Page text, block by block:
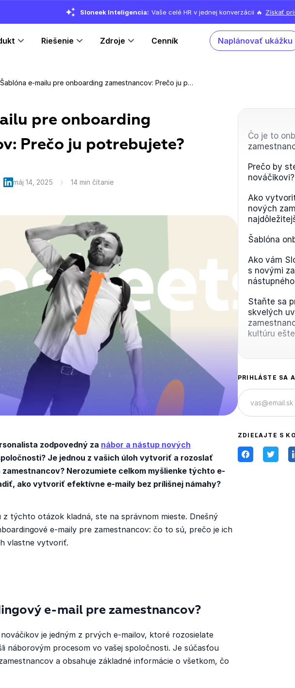
Sloneek Inteligencia: Vaše celé HR v jednej konverzácii 🔥 Získať
Riešenie Zdroje Cenník Naplánovať ukážku
Šablóna e-mailu pre onboarding zamestnancov: Prečo ju potrebujete?
pre onboarding
Prečo ju potrebujete?
máj 14, 2025 14 min čítanie
zodpovedný za nábor a nástup nových
Je jednou z vašich úloh vytvoriť a rozoslať
Nerozumiete celkom myšlienke týchto e-
ako vytvoriť efektívne e-maily bez prílišnej námahy?
týchto otázok kladná, ste na správnom mieste. Dnešný
e-maily pre zamestnancov: čo to sú, prečo je ich
vlastne vytvoriť.
e-mail pre zamestnancov?
je jedným z prvých e-mailov, ktoré rozosielate
náborovým procesom vo vašej spoločnosti. Je súčasťou
a obsahuje základné informácie o všetkom, čo
Čo je to
Prečo by
nováčikovi?
Ako
nových
Šablóna
Ako vám
s novými
Staňte sa
skvelých
kultúru
PRIHLÁSTE SA
ZDIEĽAJTE S